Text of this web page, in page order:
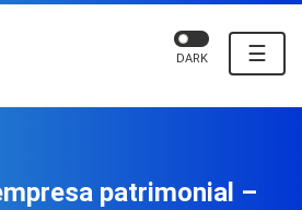
☰
DARK
patrimonial –